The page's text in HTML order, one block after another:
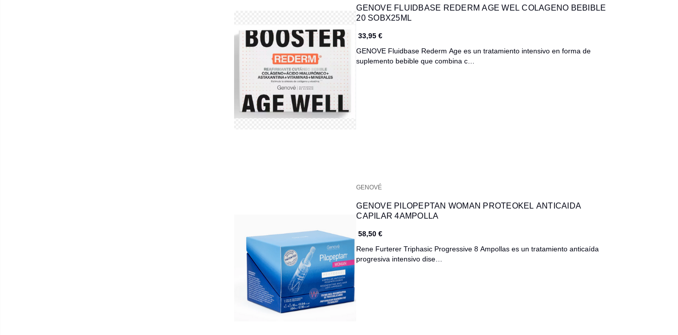
GENOVE FLUIDBASE REDERM AGE WEL COLAGENO BEBIBLE
20 SOBX25ML
33,95 €
GENOVE Fluidbase Rederm Age es un tratamiento intensivo en forma de
suplemento bebible que combina c…
GENOVÉ
GENOVE PILOPEPTAN WOMAN PROTEOKEL ANTICAIDA
CAPILAR 4AMPOLLA
58,50 €
Rene Furterer Triphasic Progressive 8 Ampollas es un tratamiento anticaída
progresiva intensivo dise…